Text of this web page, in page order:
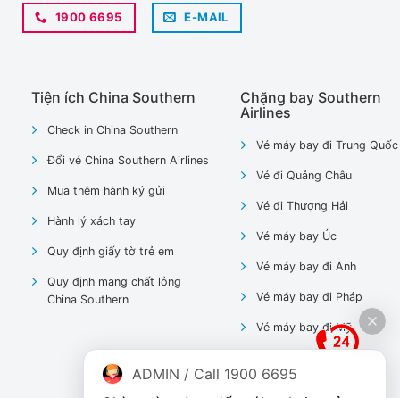
1900 6695 E-MAIL
Tiện ích China Southern
Check in China Southern
Đổi vé China Southern Airlines
Mua thêm hành ký gửi
Hành lý xách tay
Quy định giấy tờ trẻ em
Quy định mang chất lỏng
China Southern
Chặng bay Southern
Airlines
Vé máy bay đi Trung Quốc
Vé đi Quảng Châu
Vé đi Thượng Hải
Vé máy bay Úc
Vé máy bay đi Anh
Vé máy bay đi Pháp
Vé máy bay đi Mỹ
ADMIN / Call 1900 6695